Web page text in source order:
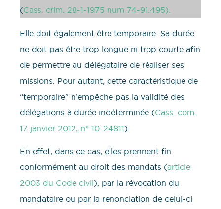
(Cass. crim. 28-1-1975 num 74-91.495).
Elle doit également être temporaire. Sa durée
ne doit pas être trop longue ni trop courte afin
de permettre au délégataire de réaliser ses
missions. Pour autant, cette caractéristique de
“temporaire” n’empêche pas la validité des
délégations à durée indéterminée (Cass. com.
17 janvier 2012, n° 10-24811).
En effet, dans ce cas, elles prennent fin
conformément au droit des mandats (article
2003 du Code civil), par la révocation du
mandataire ou par la renonciation de celui-ci